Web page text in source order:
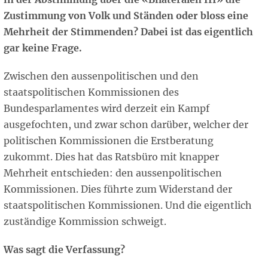
Zustimmung von Volk und Ständen oder bloss eine
Mehrheit der Stimmenden? Dabei ist das eigentlich
gar keine Frage.
Zwischen den aussenpolitischen und den
staatspolitischen Kommissionen des
Bundesparlamentes wird derzeit ein Kampf
ausgefochten, und zwar schon darüber, welcher der
politischen Kommissionen die Erstberatung
zukommt. Dies hat das Ratsbüro mit knapper
Mehrheit entschieden: den aussenpolitischen
Kommissionen. Dies führte zum Widerstand der
staatspolitischen Kommissionen. Und die eigentlich
zuständige Kommission schweigt.
Was sagt die Verfassung?